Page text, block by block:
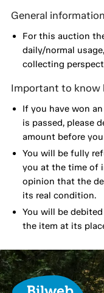
General
For this auction
daily/normal
collecting
Important to know
If you have won
is passed, please
amount before
You will be fully
you at the time of
opinion that the
its real condition.
You will be
the item at its